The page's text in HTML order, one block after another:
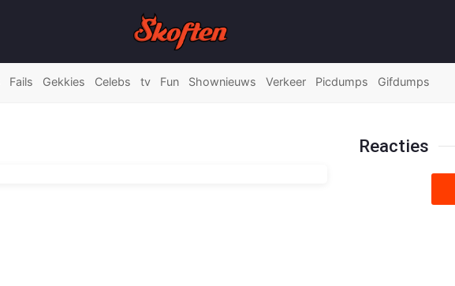
Fails Gekkies Celebs tv Fun Shownieuws Verkeer Picdumps Gifdumps
Reacties